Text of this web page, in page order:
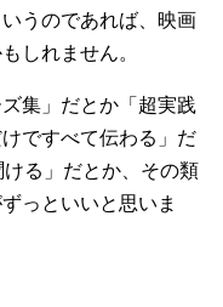
うのであれば、映画
しれません。
集」だとか「超実践
ですべて伝わる」だ
る」だとか、その類
っといいと思いま